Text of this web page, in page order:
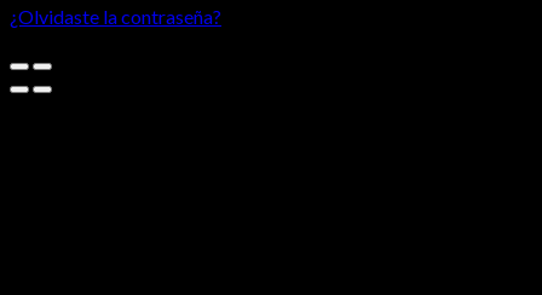
¿Olvidaste la contraseña?